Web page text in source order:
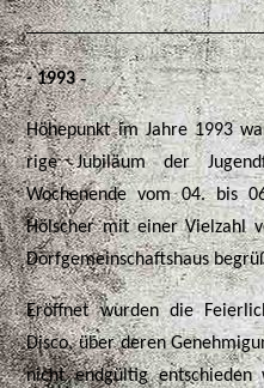
- 1993-
Höhepunkt im Jahre 1993
rige Jubiläum der
Wochenende vom 04. bis
Hölscher mit einer Vielzahl
Dorfgemeinschaftshaus
Eröffnet wurden die
Disco, über deren
nicht endgültig